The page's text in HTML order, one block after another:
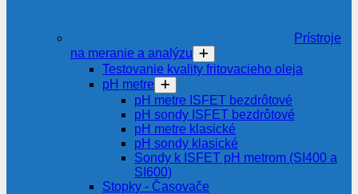
Prístroje
na meranie a analýzu
Testovanie kvality fritovacieho oleja
pH metre
pH metre ISFET bezdrôtové
pH sondy ISFET bezdrôtové
pH metre klasické
pH sondy klasické
Sondy k ISFET pH metrom (SI400 a
SI600)
Stopky - Časovače